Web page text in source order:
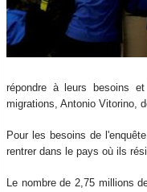
répondre à leurs besoins
migrations, Antonio Vitorino,
Pour les besoins de
rentrer dans le pays où ils
Le nombre de 2,75 millions